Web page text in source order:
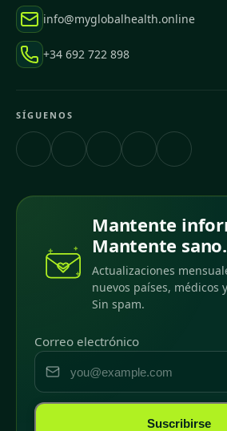
info@myglobalhealth.online
+34 692 722 898
SÍGUENOS
Mantente
Mantente sano.
Actualizaciones
nuevos países, médicos
Sin spam.
Correo electrónico
Suscribirse